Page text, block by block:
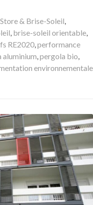
Store & Brise-Soleil,
, brise-soleil orientable,
RE2020,performance
aluminium,pergola bio,
environnementale